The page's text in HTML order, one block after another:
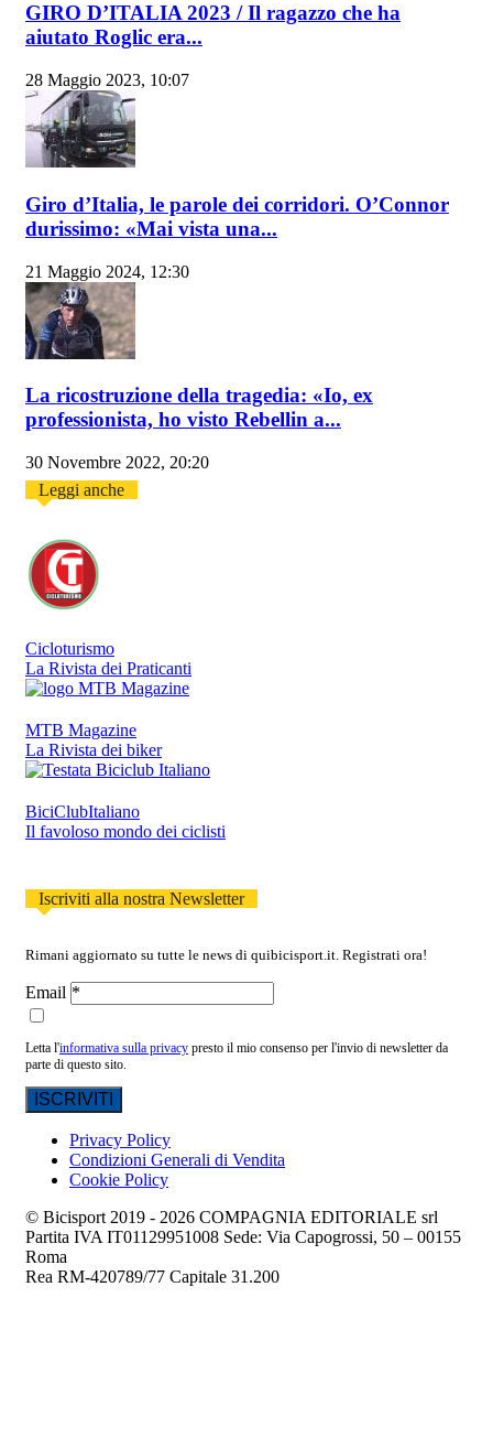
GIRO D’ITALIA 2023 / Il ragazzo che ha
aiutato Roglic era...
28 Maggio 2023, 10:07
Giro d’Italia, le parole dei corridori. O’Connor
durissimo: «Mai vista una...
21 Maggio 2024, 12:30
La ricostruzione della tragedia: «Io, ex
professionista, ho visto Rebellin a...
30 Novembre 2022, 20:20
Leggi anche
Cicloturismo
La Rivista dei Praticanti
MTB Magazine
La Rivista dei biker
BiciClubItaliano
Il favoloso mondo dei ciclisti
Iscriviti alla nostra Newsletter
Rimani aggiornato su tutte le news di quibicisport.it. Registrati ora!
Email
Letta l'informativa sulla privacy presto il mio consenso per l'invio di newsletter da
parte di questo sito.
Privacy Policy
Condizioni Generali di Vendita
Cookie Policy
© Bicisport 2019 - 2026 COMPAGNIA EDITORIALE srl
Partita IVA IT01129951008 Sede: Via Capogrossi, 50 – 00155
Roma
Rea RM-420789/77 Capitale 31.200